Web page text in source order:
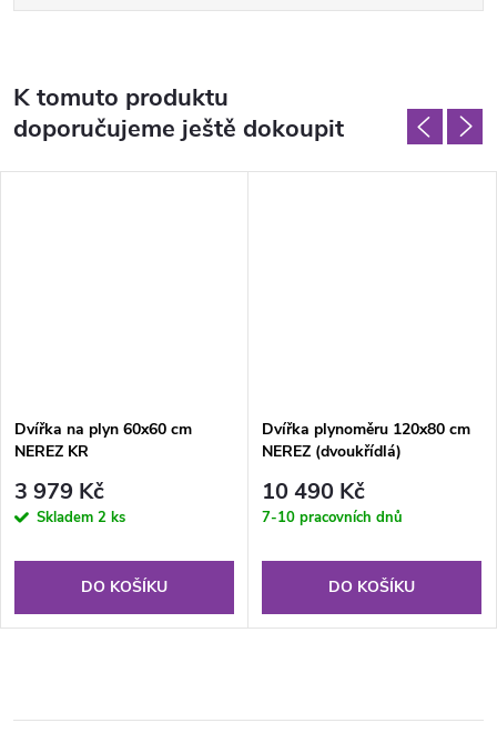
K tomuto produktu
doporučujeme ještě dokoupit
Dvířka na plyn 60x60 cm
NEREZ KR
3 979 Kč
Skladem 2 ks
DO KOŠÍKU
Dvířka plynoměru 120x80 cm
NEREZ (dvoukřídlá)
10 490 Kč
7-10 pracovních dnů
DO KOŠÍKU